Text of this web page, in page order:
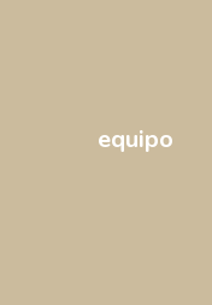
equipo